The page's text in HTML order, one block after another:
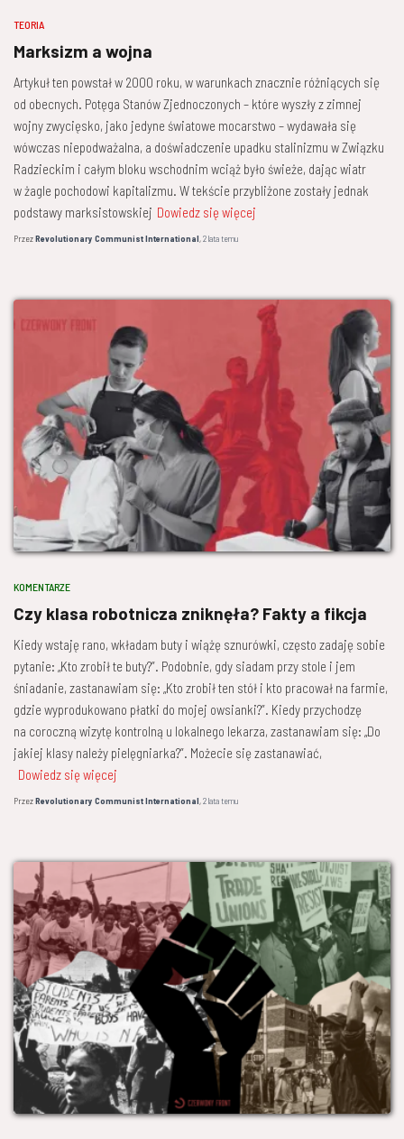
TEORIA
Marksizm a wojna
Artykuł ten powstał w 2000 roku, w warunkach znacznie różniących się
od obecnych. Potęga Stanów Zjednoczonych – które wyszły z zimnej
wojny zwycięsko, jako jedyne światowe mocarstwo – wydawała się
wówczas niepodważalna, a doświadczenie upadku stalinizmu w Związku
Radzieckim i całym bloku wschodnim wciąż było świeże, dając wiatr
w żagle pochodowi kapitalizmu. W tekście przybliżone zostały jednak
podstawy marksistowskiej Dowiedz się więcej
PrzezRevolutionary Communist International,2 latatemu
KOMENTARZE
Czy klasa robotnicza zniknęła? Fakty a fikcja
Kiedy wstaję rano, wkładam buty i wiążę sznurówki, często zadaję sobie
pytanie: „Kto zrobił te buty?”. Podobnie, gdy siadam przy stole i jem
śniadanie, zastanawiam się: „Kto zrobił ten stół i kto pracował na farmie,
gdzie wyprodukowano płatki do mojej owsianki?”. Kiedy przychodzę
na coroczną wizytę kontrolną u lokalnego lekarza, zastanawiam się: „Do
jakiej klasy należy pielęgniarka?”. Możecie się zastanawiać,
Dowiedz się więcej
PrzezRevolutionary Communist International,2 latatemu